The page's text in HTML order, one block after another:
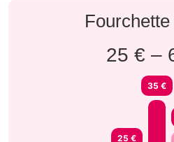
25 € –
25 €
35 €